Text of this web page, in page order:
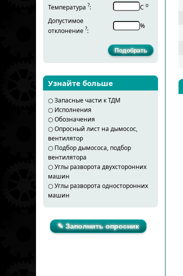
Температура ?: С о
Допустимое
отклонение ?:
%
Узнайте больше
○Запасные части к ТДМ
○ Исполнения
○Обозначения
○Опросный лист на дымосос,
вентилятор
○ Подбор дымососа, подбор
вентилятора
○Углы разворота двухсторонних
машин
○Углы разворота односторонних
машин
✎ Заполнить опросник